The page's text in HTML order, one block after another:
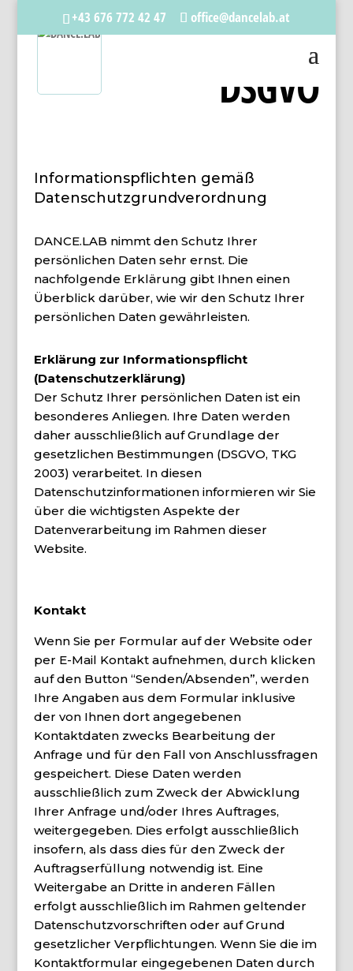
+43 676 772 42 47 office@dancelab.at
DSGVO
Informationspflichten gemäß
Datenschutzgrundverordnung
DANCE.LAB nimmt den Schutz Ihrer
persönlichen Daten sehr ernst. Die
nachfolgende Erklärung gibt Ihnen einen
Überblick darüber, wie wir den Schutz Ihrer
persönlichen Daten gewährleisten.
Erklärung zur Informationspflicht
(Datenschutzerklärung)
Der Schutz Ihrer persönlichen Daten ist ein
besonderes Anliegen. Ihre Daten werden
daher ausschließlich auf Grundlage der
gesetzlichen Bestimmungen (DSGVO, TKG
2003) verarbeitet. In diesen
Datenschutzinformationen informieren wir Sie
über die wichtigsten Aspekte der
Datenverarbeitung im Rahmen dieser
Website.
Kontakt
Wenn Sie per Formular auf der Website oder
per E-Mail Kontakt aufnehmen, durch klicken
auf den Button “Senden/Absenden”, werden
Ihre Angaben aus dem Formular inklusive
der von Ihnen dort angegebenen
Kontaktdaten zwecks Bearbeitung der
Anfrage und für den Fall von Anschlussfragen
gespeichert. Diese Daten werden
ausschließlich zum Zweck der Abwicklung
Ihrer Anfrage und/oder Ihres Auftrages,
weitergegeben. Dies erfolgt ausschließlich
insofern, als dass dies für den Zweck der
Auftragserfüllung notwendig ist. Eine
Weitergabe an Dritte in anderen Fällen
erfolgt ausschließlich im Rahmen geltender
Datenschutzvorschriften oder auf Grund
gesetzlicher Verpflichtungen. Wenn Sie die im
Kontaktformular eingegebenen Daten durch